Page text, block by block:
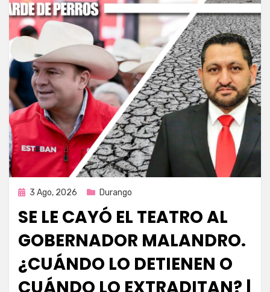
Publicada
3 Ago, 2026 Durango
SE LE CAYÓ EL TEATRO AL
GOBERNADOR MALANDRO.
¿CUÁNDO LO DETIENEN O